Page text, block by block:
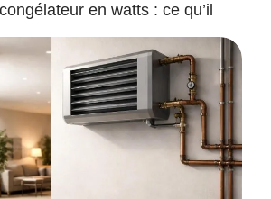
en watts : ce qu’il